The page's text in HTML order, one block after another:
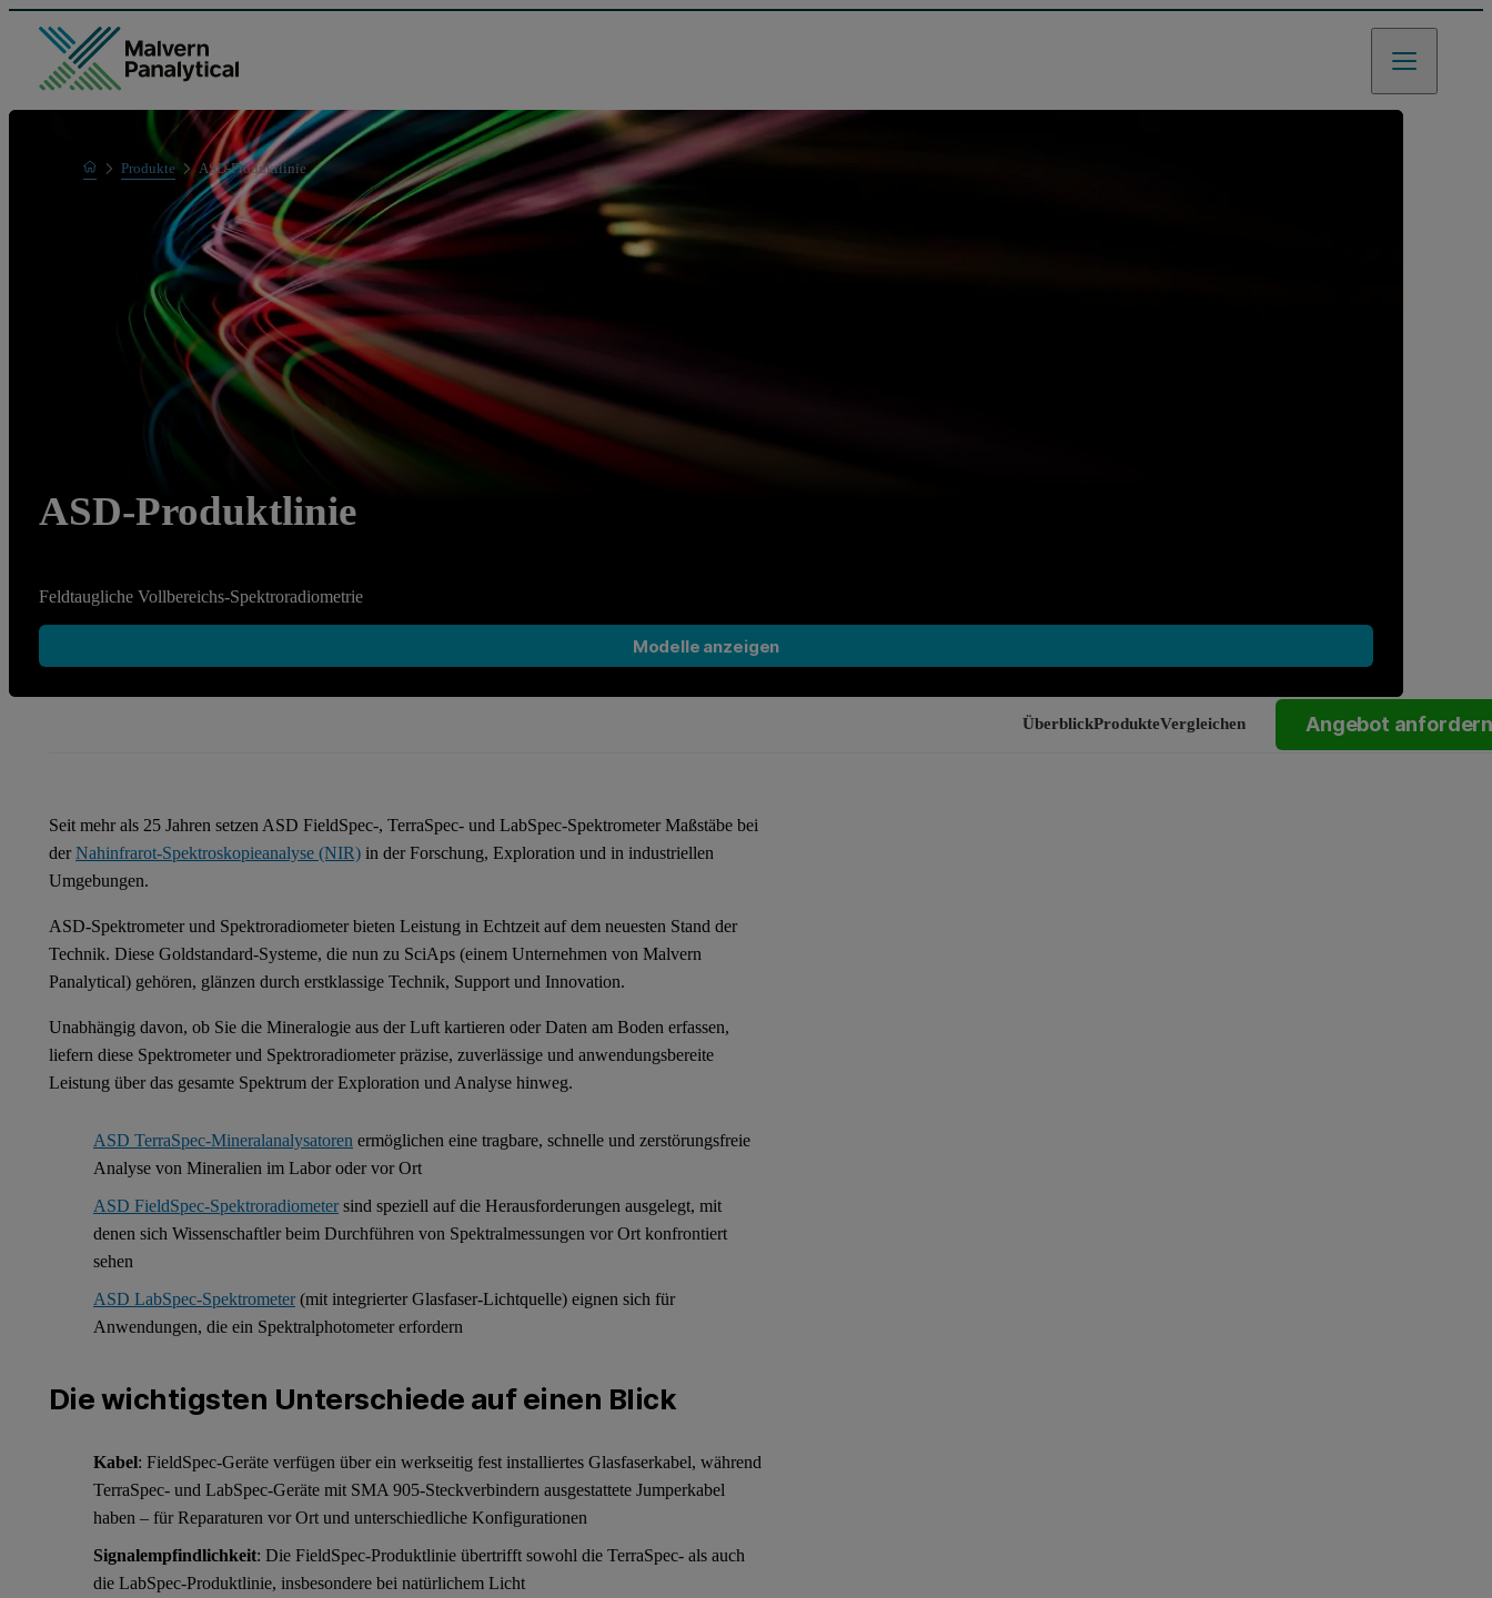
HomeProdukte
Mess-Systeme
ASD-Produktlinie
ASD-Produktlinie
Feldtaugliche Vollbereichs-Spektroradiometrie
Modelle anzeigen
ÜberblickProdukteVergleichen Angebot anfordern
Seit mehr als 25 Jahren setzen ASD FieldSpec-, TerraSpec- und LabSpec-Spektrometer Maßstäbe bei
derNahinfrarot-Spektroskopieanalyse (NIR) in der Forschung, Exploration und in industriellen
Umgebungen.
ASD-Spektrometer und Spektroradiometer bieten Leistung in Echtzeit auf dem neuesten Stand der
Technik. Diese Goldstandard-Systeme, die nun zu SciAps (einem Unternehmen von Malvern
Panalytical) gehören, glänzen durch erstklassige Technik, Support und Innovation.
Unabhängig davon, ob Sie die Mineralogie aus der Luft kartieren oder Daten am Boden erfassen,
liefern diese Spektrometer und Spektroradiometer präzise, zuverlässige und anwendungsbereite
Leistung über das gesamte Spektrum der Exploration und Analyse hinweg.
ASD TerraSpec-Mineralanalysatoren ermöglichen eine tragbare, schnelle und zerstörungsfreie
Analyse von Mineralien im Labor oder vor Ort
ASD FieldSpec-Spektroradiometersind speziell auf die Herausforderungen ausgelegt, mit
denen sich Wissenschaftler beim Durchführen von Spektralmessungen vor Ort konfrontiert
sehen
ASD LabSpec-Spektrometer(mit integrierter Glasfaser-Lichtquelle) eignen sich für
Anwendungen, die ein Spektralphotometer erfordern
Die wichtigsten Unterschiede auf einen Blick
Kabel: FieldSpec-Geräte verfügen über ein werkseitig fest installiertes Glasfaserkabel, während
TerraSpec- und LabSpec-Geräte mit SMA 905-Steckverbindern ausgestattete Jumperkabel
haben – für Reparaturen vor Ort und unterschiedliche Konfigurationen
Signalempfindlichkeit: Die FieldSpec-Produktlinie übertrifft sowohl die TerraSpec- als auch
die LabSpec-Produktlinie, insbesondere bei natürlichem Licht